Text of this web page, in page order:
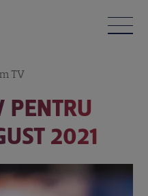
TV
PENTRU
2021